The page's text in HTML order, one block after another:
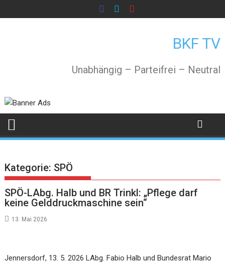
to
BKF TV
Unabhängig – Parteifrei – Neutral
Kategorie: SPÖ
SPÖ-LAbg. Halb und BR Trinkl: „Pflege darf
keine Gelddruckmaschine sein“
13. Mai 2026
Jennersdorf, 13. 5. 2026 LAbg. Fabio Halb und Bundesrat Mario